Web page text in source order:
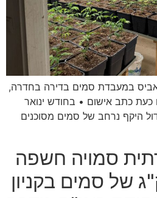
קנאביס במעבדת סמים בדירה בחדרה,
כעת כתב אישום • בחודש ינואר
ובגידול היקף נרחב של סמים מסוכנים
סמויה חשפה
מ – 70 ק"ג של סמים בקניון